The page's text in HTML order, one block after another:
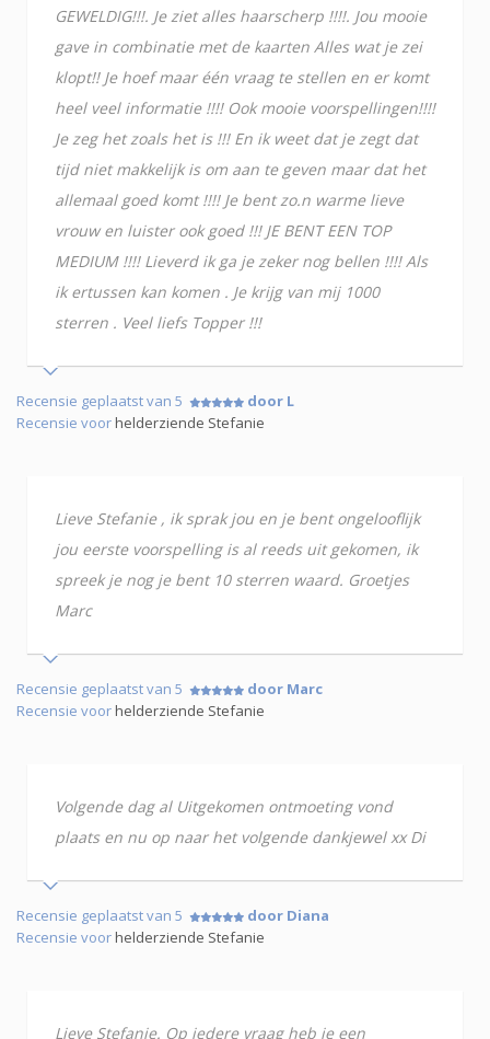
GEWELDIG!!!. Je ziet alles haarscherp !!!!. Jou mooie
gave in combinatie met de kaarten Alles wat je zei
klopt!! Je hoef maar één vraag te stellen en er komt
heel veel informatie !!!! Ook mooie voorspellingen!!!!
Je zeg het zoals het is !!! En ik weet dat je zegt dat
tijd niet makkelijk is om aan te geven maar dat het
allemaal goed komt !!!! Je bent zo.n warme lieve
vrouw en luister ook goed !!! JE BENT EEN TOP
MEDIUM !!!! Lieverd ik ga je zeker nog bellen !!!! Als
ik ertussen kan komen . Je krijg van mij 1000
sterren . Veel liefs Topper !!!
Recensie geplaatst van 5
door L
Recensie voorhelderziende Stefanie
Lieve Stefanie , ik sprak jou en je bent ongelooflijk
jou eerste voorspelling is al reeds uit gekomen, ik
spreek je nog je bent 10 sterren waard. Groetjes
Marc
Recensie geplaatst van 5
door Marc
Recensie voorhelderziende Stefanie
Volgende dag al Uitgekomen ontmoeting vond
plaats en nu op naar het volgende dankjewel xx Di
Recensie geplaatst van 5
door Diana
Recensie voorhelderziende Stefanie
Lieve Stefanie. Op iedere vraag heb je een